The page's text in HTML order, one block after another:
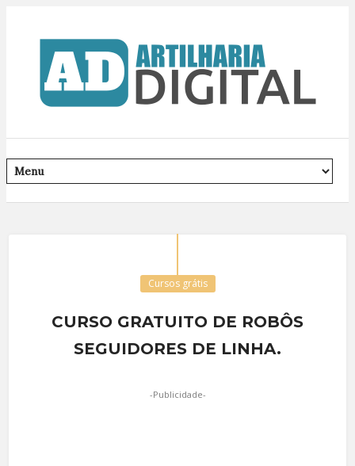
Cursos grátis
CURSO GRATUITO DE ROBÔS
SEGUIDORES DE LINHA.
-Publicidade-